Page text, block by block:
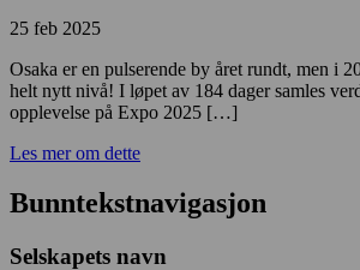
25 feb 2025
Osaka er en pulserende by året rundt, men i
helt nytt nivå! I løpet av 184 dager samles
opplevelse på Expo 2025 […]
Les mer om dette
Bunntekstnavigasjon
Selskapets navn